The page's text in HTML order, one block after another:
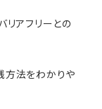
リアフリーとの
方法をわかりや